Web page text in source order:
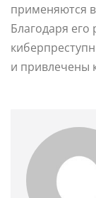
применяются
Благодаря
и привлечены